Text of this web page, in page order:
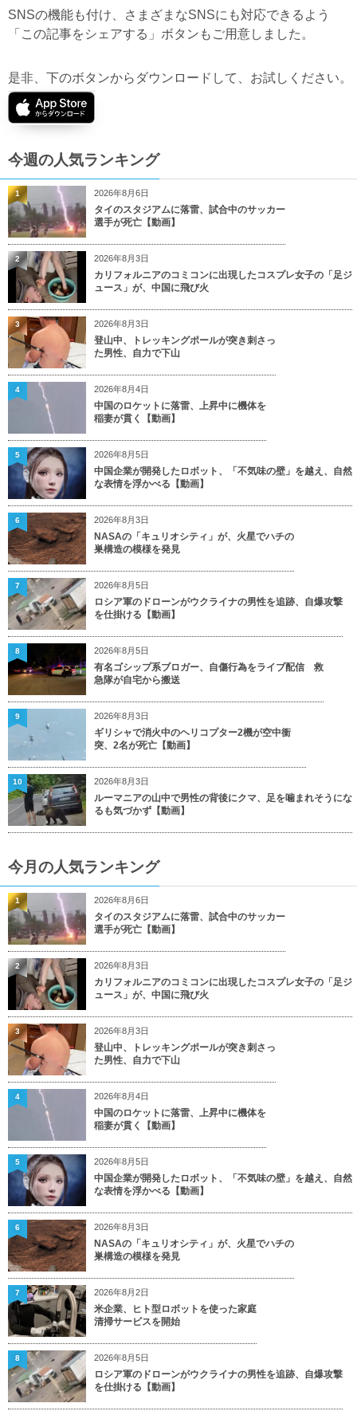
SNSの機能も付け、さまざまなSNSにも対応できるよう
「この記事をシェアする」ボタンもご用意しました。
是非、下のボタンからダウンロードして、お試しください。
今週の人気ランキング
2026年8月6日
タイのスタジアムに落雷、試合中のサッカー
選手が死亡【動画】
1
2026年8月3日
カリフォルニアのコミコンに出現したコスプレ女子の「足ジ
ュース」が、中国に飛び火
2
2026年8月3日
登山中、トレッキングポールが突き刺さっ
た男性、自力で下山
3
2026年8月4日
中国のロケットに落雷、上昇中に機体を
稲妻が貫く【動画】
4
2026年8月5日
中国企業が開発したロボット、「不気味の壁」を越え、自然
な表情を浮かべる【動画】
5
2026年8月3日
NASAの「キュリオシティ」が、火星でハチの
巣構造の模様を発見
6
2026年8月5日
ロシア軍のドローンがウクライナの男性を追跡、自爆攻撃
を仕掛ける【動画】
7
2026年8月5日
有名ゴシップ系ブロガー、自傷行為をライブ配信 救
急隊が自宅から搬送
8
2026年8月3日
ギリシャで消火中のヘリコプター2機が空中衝
突、2名が死亡【動画】
9
2026年8月3日
ルーマニアの山中で男性の背後にクマ、足を噛まれそうにな
るも気づかず【動画】
10
今月の人気ランキング
2026年8月6日
タイのスタジアムに落雷、試合中のサッカー
選手が死亡【動画】
1
2026年8月3日
カリフォルニアのコミコンに出現したコスプレ女子の「足ジ
ュース」が、中国に飛び火
2
2026年8月3日
登山中、トレッキングポールが突き刺さっ
た男性、自力で下山
3
2026年8月4日
中国のロケットに落雷、上昇中に機体を
稲妻が貫く【動画】
4
2026年8月5日
中国企業が開発したロボット、「不気味の壁」を越え、自然
な表情を浮かべる【動画】
5
2026年8月3日
NASAの「キュリオシティ」が、火星でハチの
巣構造の模様を発見
6
2026年8月2日
米企業、ヒト型ロボットを使った家庭
清掃サービスを開始
7
2026年8月5日
ロシア軍のドローンがウクライナの男性を追跡、自爆攻撃
を仕掛ける【動画】
8